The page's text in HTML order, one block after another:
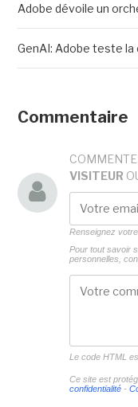
Adobe dévoile un
GenAI: Adobe teste
Commentaire
VISITEUR
Renseignez
Pour tout savoir
personnelles,
Le code HTML
Ce site est
confidentialité-